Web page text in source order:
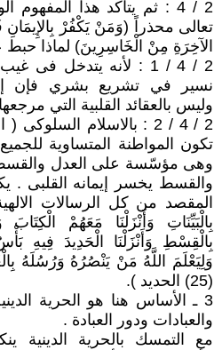
2 / 4 : ثم يتأكد هذا المفهوم
تعالى محذراً (وَمَنْ يَكْفُرْ
الآخِرَةِ مِنْ الْخَاسِرِينَ) لماذا
2 / 4 / 1 : لأنه يتدخل فى
نسير في تشريع بشري فإن
وليس بالعقائد القلبية التي
2 / 4 / 2 : بالاسلام
تكون المواطنة المتساوية
وهى مؤسّسة على العدل
والقسط يخسر إيمانه القلبى .
المقصد من كل الرسالات
بِالْبَيِّنَاتِ وَأَنْزَلْنَا مَعَهُمْ
بِالْقِسْطِ وَأَنْزَلْنَا الْحَدِيدَ فِيهِ
وَلِيَعْلَمَ اللَّهُ مَنْ يَنْصُرُهُ وَرُسُلَهُ
(25) الحديد ).
3 ـ الأساس هنا هو الحرية
والعبادات ودور العبادة .
مع التمسك بالحرية الدينية